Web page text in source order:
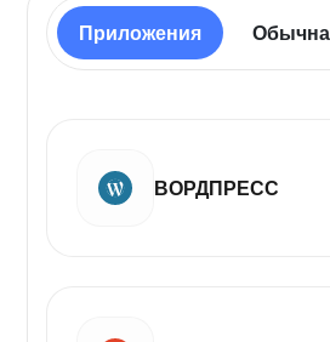
Приложения
ВОРДПРЕСС